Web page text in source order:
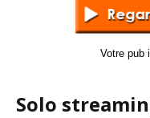
Votre pub
Solo